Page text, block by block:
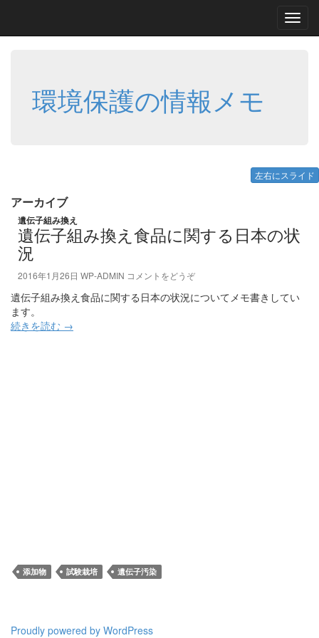
環境保護の情報メモ
左右にスライド
アーカイブ
遺伝子組み換え
遺伝子組み換え食品に関する日本の状
況
2016年1月26日 WP-ADMIN コメントをどうぞ
遺伝子組み換え食品に関する日本の状況についてメモ書きしてい
ます。
続きを読む →
添加物 試験栽培 遺伝子汚染
Proudly powered by WordPress